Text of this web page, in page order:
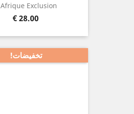
Afrique Exclusion...
السعر
28.00 €
تخفيضات!